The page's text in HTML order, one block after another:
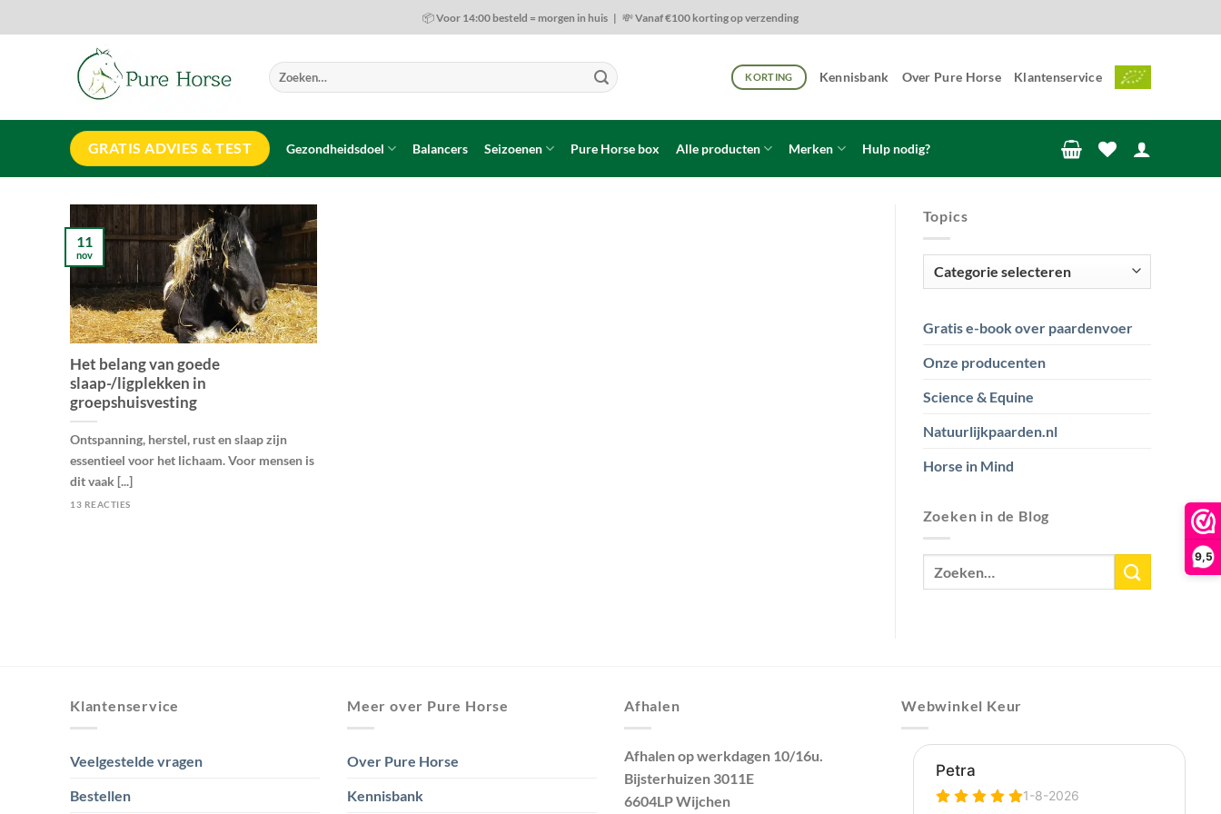
9,5
naar
📦 Voor 14:00 besteld = morgen in huis | 💸 Vanaf €100 korting op verzending
Zoeken
naar:
KORTING Kennisbank Over Pure Horse Klantenservice
GRATIS ADVIES & TEST Gezondheidsdoel Balancers Seizoenen Pure Horse box Alle producten Merken Hulp nodig?
Het belang van goede
slaap-/ligplekken in
groepshuisvesting
Ontspanning, herstel, rust en slaap zijn
essentieel voor het lichaam. Voor mensen is
dit vaak [...]
13 REACTIES
11
nov
Topics
Topics
Gratis e-book over paardenvoer
Onze producenten
Science & Equine
Natuurlijkpaarden.nl
Horse in Mind
Zoeken in de Blog
Klantenservice
Veelgestelde vragen
Bestellen
Meer over Pure Horse
Over Pure Horse
Kennisbank
Afhalen
Afhalen op werkdagen 10/16u.
Bijsterhuizen 3011E
6604LP Wijchen
Webwinkel Keur